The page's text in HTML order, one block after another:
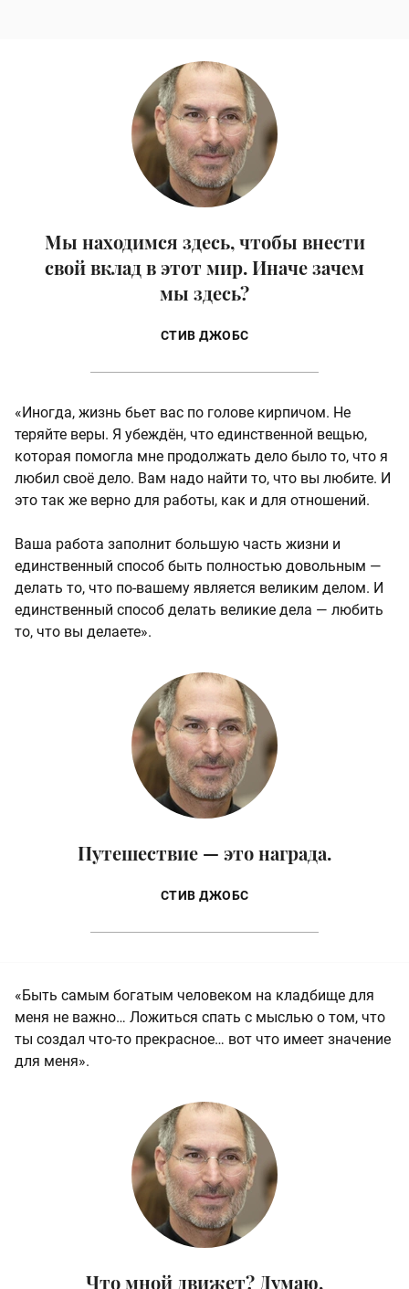
Мы находимся здесь, чтобы внести
свой вклад в этот мир. Иначе зачем
мы здесь?
СТИВ ДЖОБС
«Иногда, жизнь бьет вас по голове кирпичом. Не
теряйте веры. Я убеждён, что единственной вещью,
которая помогла мне продолжать дело было то, что я
любил своё дело. Вам надо найти то, что вы любите. И
это так же верно для работы, как и для отношений.
Ваша работа заполнит большую часть жизни и
единственный способ быть полностью довольным —
делать то, что по-вашему является великим делом. И
единственный способ делать великие дела — любить
то, что вы делаете».
Путешествие — это награда.
СТИВ ДЖОБС
«Быть самым богатым человеком на кладбище для
меня не важно… Ложиться спать с мыслью о том, что
ты создал что-то прекрасное… вот что имеет значение
для меня».
Что мной движет? Думаю,